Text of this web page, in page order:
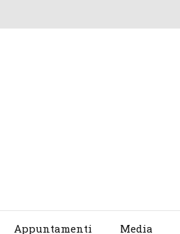
Appuntamenti Media